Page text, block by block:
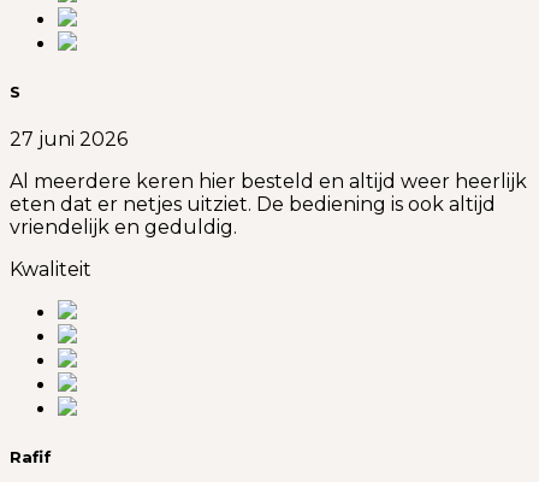
S
27 juni 2026
Al meerdere keren hier besteld en altijd weer heerlijk
eten dat er netjes uitziet. De bediening is ook altijd
vriendelijk en geduldig.
Kwaliteit
Rafif